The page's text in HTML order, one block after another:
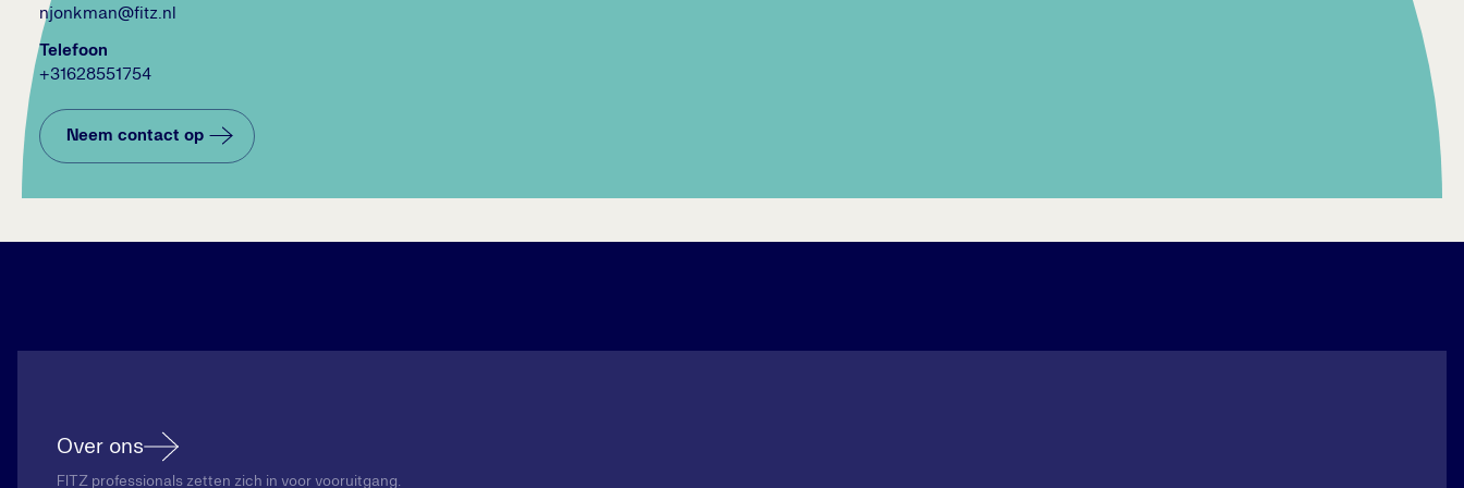
njonkman@fitz.nl
Telefoon
+31628551754
Neem contact op
Over ons
FITZ professionals zetten zich in voor vooruitgang.